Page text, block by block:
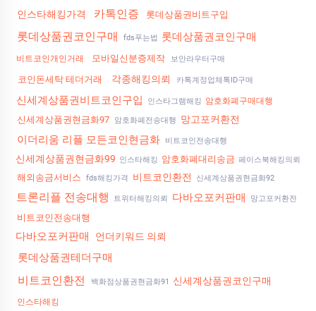
인스타해킹가격 카톡인증 롯데상품권비트구입
롯데상품권코인구매 fds푸는법 롯데상품권코인구매
비트코인개인거래 모바일신분증제작 보안라우터구매
코인돈세탁 테더거래 각종해킹의뢰 카톡계정업체톡ID구매
신세계상품권비트코인구입 인스타그램해킹 암호화폐구매대행
신세계상품권현금화97 암호화폐전송대행 망고포커환전
이더리움 리플 모든코인현금화 비트코인전송대행
신세계상품권현금화99 인스타해킹 암호화폐대리송금 페이스북해킹의뢰
해외송금서비스 fds해킹가격 비트코인환전 신세계상품권현금화92
트론리플 전송대행 트위터해킹의뢰 다바오포커판매 망고포커환전
비트코인전송대행
다바오포커판매 언더키워드 의뢰
롯데상품권테더구매
비트코인환전 백화점상품권현금화91 신세계상품권코인구매
인스타해킹